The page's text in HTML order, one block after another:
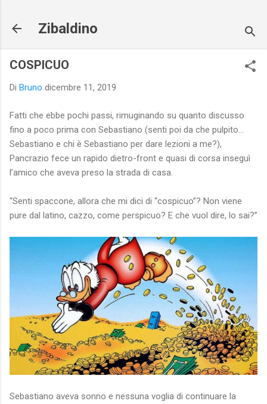
Zibaldino
COSPICUO
Di Bruno dicembre 11, 2019
Fatti che ebbe pochi passi, rimuginando su quanto discusso
fino a poco prima con Sebastiano (senti poi da che pulpito…
Sebastiano e chi è Sebastiano per dare lezioni a me?),
Pancrazio fece un rapido dietro-front e quasi di corsa inseguì
l’amico che aveva preso la strada di casa.
“Senti spaccone, allora che mi dici di “cospicuo”? Non viene
pure dal latino, cazzo, come perspicuo? E che vuol dire, lo sai?”
Sebastiano aveva sonno e nessuna voglia di continuare la